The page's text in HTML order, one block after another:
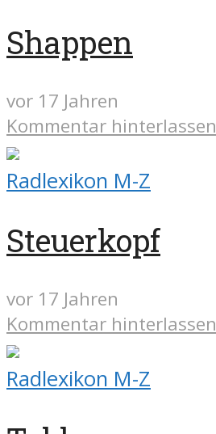
Shappen
vor 17 Jahren
Kommentar hinterlassen
Radlexikon M-Z
Steuerkopf
vor 17 Jahren
Kommentar hinterlassen
Radlexikon M-Z